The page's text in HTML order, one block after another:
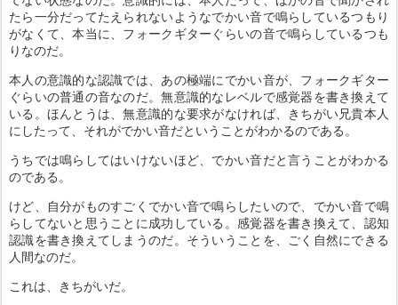
たら一分だってたえられないようなでかい音で鳴らしているつもり
がなくて、本当に、フォークギターぐらいの音で鳴らしているつも
りなのだ。
本人の意識的な認識では、あの極端にでかい音が、フォークギター
ぐらいの普通の音なのだ。無意識的なレベルで感覚器を書き換えて
いる。ほんとうは、無意識的な要求がなければ、きちがい兄貴本人
にしたって、それがでかい音だということがわかるのである。
うちでは鳴らしてはいけないほど、でかい音だと言うことがわかる
のである。
けど、自分がものすごくでかい音で鳴らしたいので、でかい音で鳴
らしてないと思うことに成功している。感覚器を書き換えて、認知
認識を書き換えてしまうのだ。そういうことを、ごく自然にできる
人間なのだ。
これは、きちがいだ。